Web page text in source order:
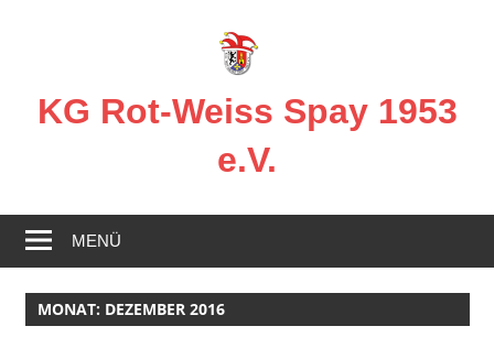
KG Rot-Weiss Spay 1953
e.V.
in
Spay!
MENÜ
MONAT: DEZEMBER 2016